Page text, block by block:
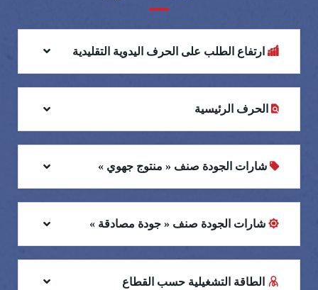
ارتفاع الطلب على الحرف اليدوية التقليدية
الحرف الرئيسية
شارات الجودة صنف « منتوج جهوي »
شارات الجودة صنف « جودة مصادقة »
الطاقة التشغيلية حسب القطاع